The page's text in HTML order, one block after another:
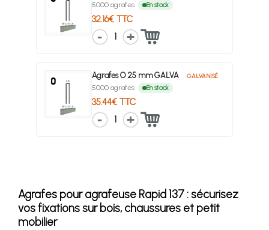
5000 agrafes En stock
32.16€ TTC
1
Agrafes O 25 mm GALVA GALVANISÉ
5000 agrafes En stock
35.44€ TTC
1
Agrafes pour agrafeuse Rapid 137 : sécurisez
vos fixations sur bois, chaussures et petit
mobilier